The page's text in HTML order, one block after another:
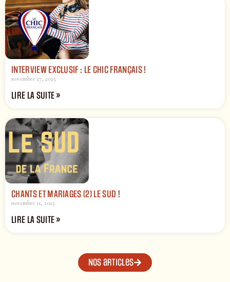
INTERVIEW EXCLUSIF : LE CHIC FRANÇAIS !
novembre 27, 2025
LIRE LA SUITE »
CHANTS ET MARIAGES (2) LE SUD !
novembre 11, 2025
LIRE LA SUITE »
Nos articles